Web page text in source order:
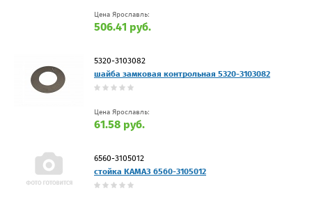
Цена Ярославль:
506.41 руб.
5320-3103082
шайба замковая контрольная 5320-3103082
Цена Ярославль:
61.58 руб.
6560-3105012
стойка КАМАЗ 6560-3105012